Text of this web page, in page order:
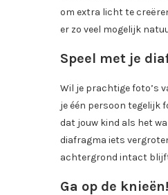
om extra licht te
er zo veel mogelijk
Speel met je
Wil je prachtige foto’s
je één persoon tegelijk
dat jouw kind als het
diafragma iets
achtergrond intact
Ga op de knieën!